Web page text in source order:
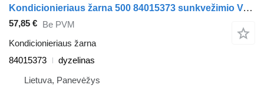
Kondicionieriaus žarna 500 84015373 sunkvežimio Volvo FMX II
57,85 € Be PVM
Kondicionieriaus žarna
84015373
dyzelinas
Lietuva, Panevėžys